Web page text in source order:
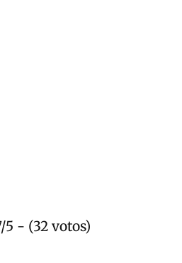
5 - (32 votos)